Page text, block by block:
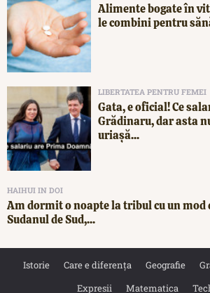
Alimente bogate în
le combini pentru
LIBERTATEA PENTRU FEMEI
Gata, e oficial! Ce
Grădinaru, dar asta
uriașă...
HAIHUI IN DOI
Am dormit o noapte la tribul cu un mod
Sudanul de Sud,...
Istorie Care e diferența Geografie
Expresii
Matematica